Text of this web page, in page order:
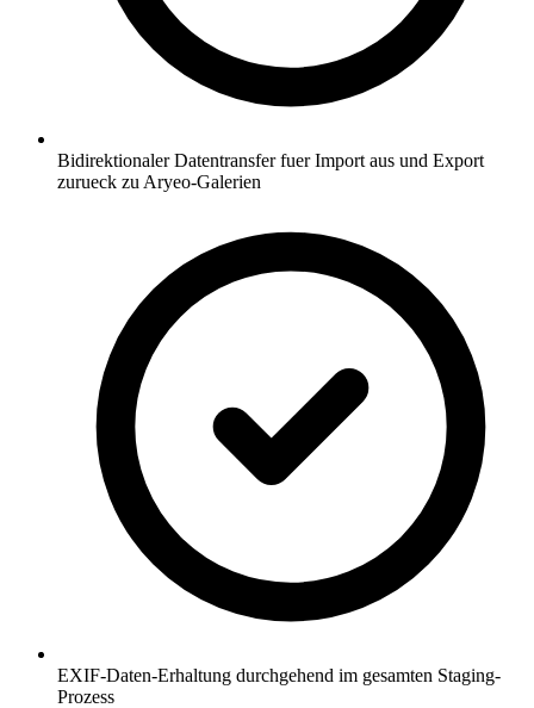
Bidirektionaler Datentransfer fuer Import aus und Export
zurueck zu Aryeo-Galerien
EXIF-Daten-Erhaltung durchgehend im gesamten Staging-
Prozess